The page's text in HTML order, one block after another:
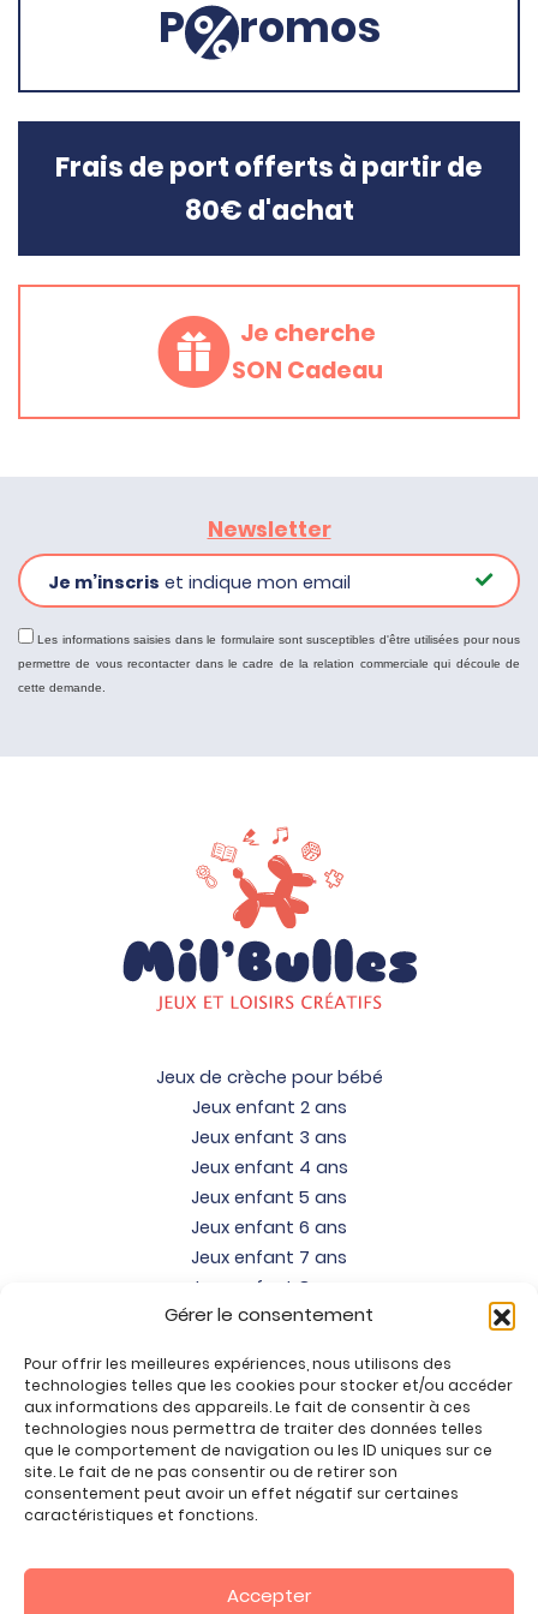
Gérer le consentement
Pour offrir les meilleures expériences, nous utilisons des
technologies telles que les cookies pour stocker et/ou accéder
aux informations des appareils. Le fait de consentir à ces
technologies nous permettra de traiter des données telles
que le comportement de navigation ou les ID uniques sur ce
site. Le fait de ne pas consentir ou de retirer son
consentement peut avoir un effet négatif sur certaines
caractéristiques et fonctions.
Accepter
P romos
Frais de port offerts à partir de
80€ d'achat
Je cherche
SON Cadeau
Newsletter
Je m’inscris et indique mon email
Les informations saisies dans le formulaire sont susceptibles d'être utilisées pour nous
permettre de vous recontacter dans le cadre de la relation commerciale qui découle de
cette demande.
Jeux de crèche pour bébé
Jeux enfant 2 ans
Jeux enfant 3 ans
Jeux enfant 4 ans
Jeux enfant 5 ans
Jeux enfant 6 ans
Jeux enfant 7 ans
Jeux enfant 8 ans
Jeux enfant 9 ans
Jeux enfant 11 ans
Jeux enfant 12 ans
Tous nos produits
Promos jeux de loisirs créatifs
Plan du site
Mon compte
CGV